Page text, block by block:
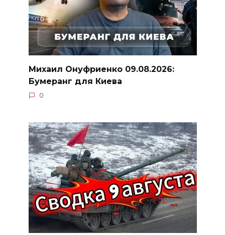
Михаил Онуфриенко 09.08.2026:
Бумеранг для Киева
0